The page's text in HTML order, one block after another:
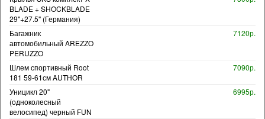
BLADE + SHOCKBLADE
29"+27.5" (Германия)
Багажник
автомобильный AREZZO
PERUZZO
7120р.
Шлем спортивный Root
181 59-61см AUTHOR
7090р.
Уницикл 20"
(одноколесный
велосипед) черный FUN
6995р.